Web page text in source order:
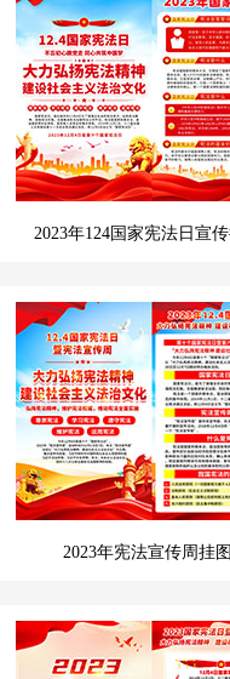
2023年124国家宪法日宣
2023年宪法宣传周挂